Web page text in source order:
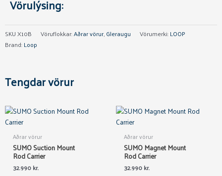
Vörulýsing:
SKUX10B Vöruflokkar:Aðrar vörur,Gleraugu Vörumerki:LOOP
Brand:Loop
Tengdar vörur
Aðrar vörur
SUMO Suction Mount
Rod Carrier
32.990kr.
Aðrar vörur
SUMO Magnet Mount
Rod Carrier
32.990kr.